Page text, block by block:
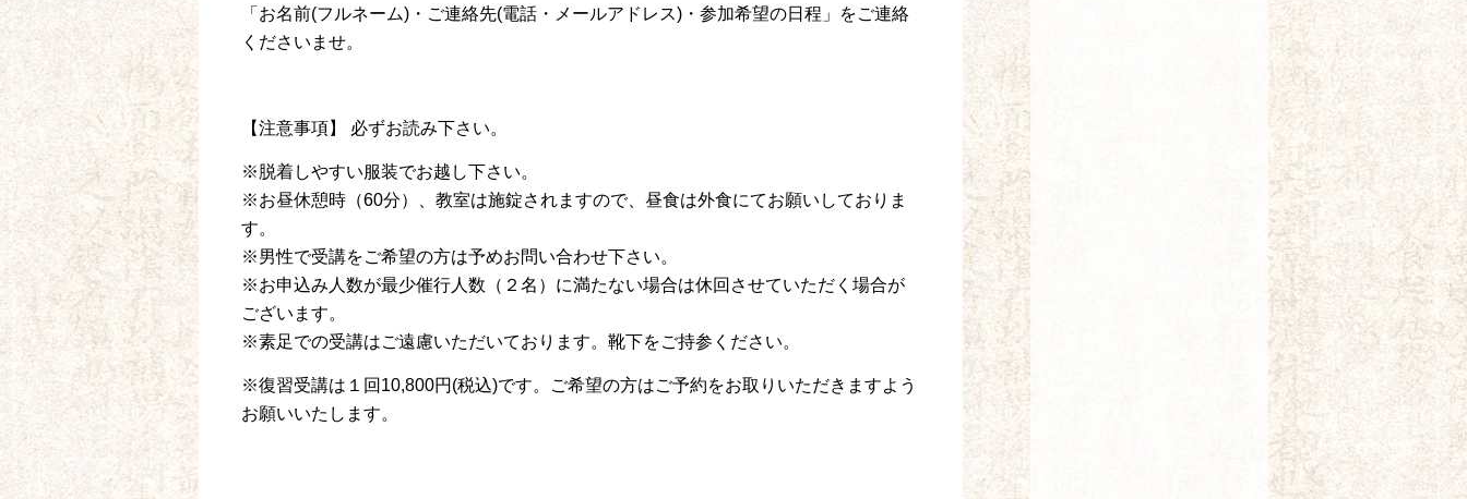
「お名前(フルネーム)・ご連絡先(電話・メールアドレス)・参加希望の日程」をご連絡
くださいませ。
【注意事項】 必ずお読み下さい。
※脱着しやすい服装でお越し下さい。
※お昼休憩時（60分）、教室は施錠されますので、昼食は外食にてお願いしておりま
す。
※男性で受講をご希望の方は予めお問い合わせ下さい。
※お申込み人数が最少催行人数（２名）に満たない場合は休回させていただく場合が
ございます。
※素足での受講はご遠慮いただいております。靴下をご持参ください。
※復習受講は１回10,800円(税込)です。ご希望の方はご予約をお取りいただきますよう
お願いいたします。